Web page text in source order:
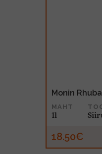
Monin
MAHT
1l
18.50€